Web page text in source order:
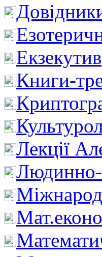
Екзекутив
Книги-
Лекції
Людинно-